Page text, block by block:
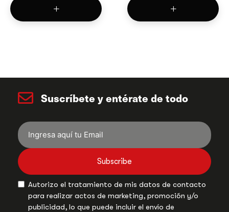
Suscríbete y entérate de todo
Subscribe
Autorizo el tratamiento de mis datos de contacto
para realizar actos de marketing, promoción y/o
publicidad, lo que puede incluir el envío de